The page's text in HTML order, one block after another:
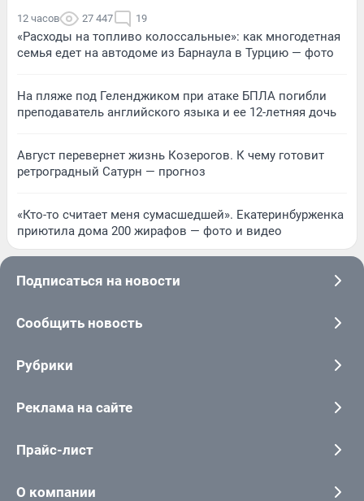
12 часов 27 447 19
«Расходы на топливо колоссальные»: как многодетная
семья едет на автодоме из Барнаула в Турцию — фото
На пляже под Геленджиком при атаке БПЛА погибли
преподаватель английского языка и ее 12-летняя дочь
Август перевернет жизнь Козерогов. К чему готовит
ретроградный Сатурн — прогноз
«Кто-то считает меня сумасшедшей». Екатеринбурженка
приютила дома 200 жирафов — фото и видео
Подписаться на новости
Сообщить новость
Рубрики
Реклама на сайте
Прайс-лист
О компании